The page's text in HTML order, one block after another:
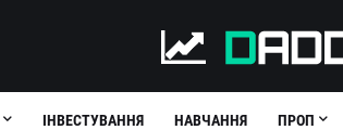
ІНВЕСТУВАННЯ НАВЧАННЯ ПРОП